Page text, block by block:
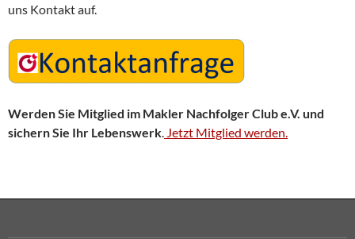
uns Kontakt auf.
Werden Sie Mitglied im Makler Nachfolger Club e.V. und
sichern Sie Ihr Lebenswerk Jetzt Mitglied werden.